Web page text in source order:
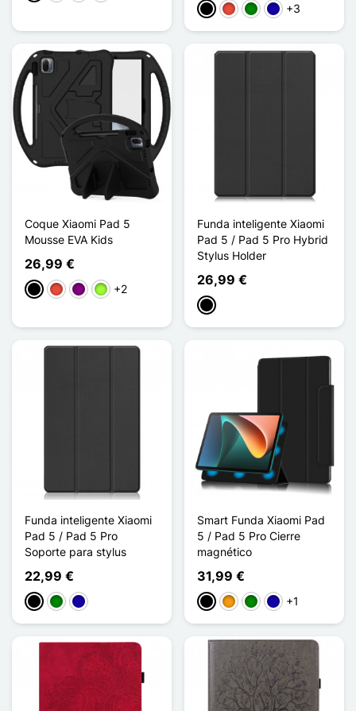
NegroRojoVerdeAzul oscuro
+3
Coque Xiaomi Pad 5
Mousse EVA Kids
26,99 €
NegroRojoPúrpuraVerde manzana
+2
Funda inteligente Xiaomi
Pad 5 / Pad 5 Pro Hybrid
Stylus Holder
26,99 €
Negro
Funda inteligente Xiaomi
Pad 5 / Pad 5 Pro
Soporte para stylus
22,99 €
NegroVerdeAzul oscuro
Smart Funda Xiaomi Pad
5 / Pad 5 Pro Cierre
magnético
31,99 €
NegroNaranja
VerdeAzul oscuro
+1